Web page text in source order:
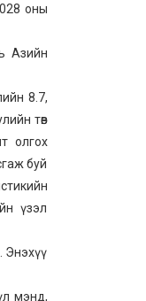
оны
Азийн
8.7,
төв
олгох
буй
үзэл
Энэхүү
мэнд,